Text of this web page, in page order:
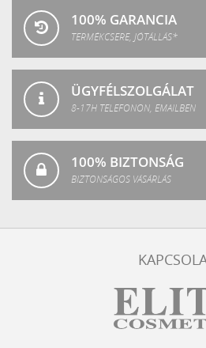
100% GARANCIA
TERMÉKCSERE, JÓTÁLLÁS*
ÜGYFÉLSZOLGÁLAT
8-17H TELEFONON, EMAILBEN
100% BIZTONSÁG
BIZTONSÁGOS VÁSÁRLÁS